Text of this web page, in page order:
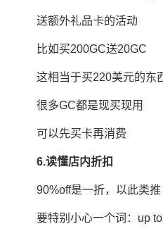
送额外礼品卡的活动
比如买200GC送20GC
这相当于买220美元的东
很多GC都是现买现用
可以先买卡再消费
6.读懂店内折扣
90%off是一折，以此类推
要特别小心一个词：up to